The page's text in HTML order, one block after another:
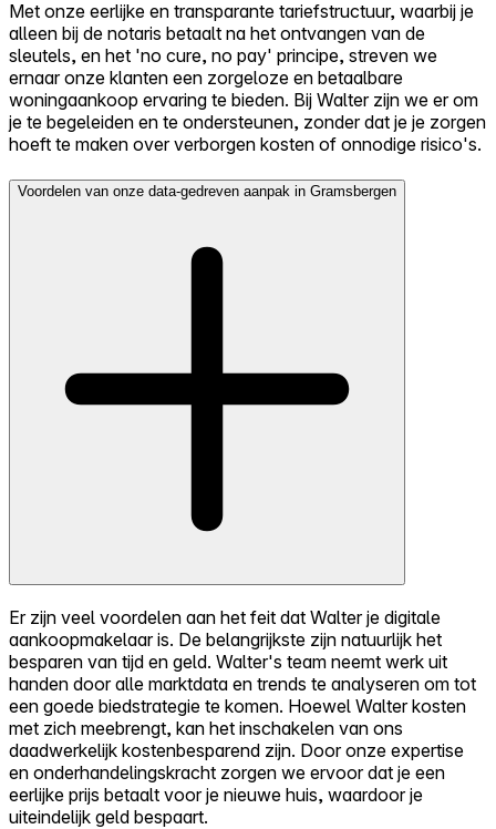
Met onze eerlijke en transparante tariefstructuur, waarbij je
alleen bij de notaris betaalt na het ontvangen van de
sleutels, en het 'no cure, no pay' principe, streven we
ernaar onze klanten een zorgeloze en betaalbare
woningaankoop ervaring te bieden. Bij Walter zijn we er om
je te begeleiden en te ondersteunen, zonder dat je je zorgen
hoeft te maken over verborgen kosten of onnodige risico's.
Voordelen van onze data-gedreven aanpak in Gramsbergen
Er zijn veel voordelen aan het feit dat Walter je digitale
aankoopmakelaar is. De belangrijkste zijn natuurlijk het
besparen van tijd en geld. Walter's team neemt werk uit
handen door alle marktdata en trends te analyseren om tot
een goede biedstrategie te komen. Hoewel Walter kosten
met zich meebrengt, kan het inschakelen van ons
daadwerkelijk kostenbesparend zijn. Door onze expertise
en onderhandelingskracht zorgen we ervoor dat je een
eerlijke prijs betaalt voor je nieuwe huis, waardoor je
uiteindelijk geld bespaart.